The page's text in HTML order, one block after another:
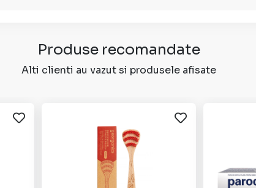
Produse recomandate
Alti clienti au vazut si produsele afisate